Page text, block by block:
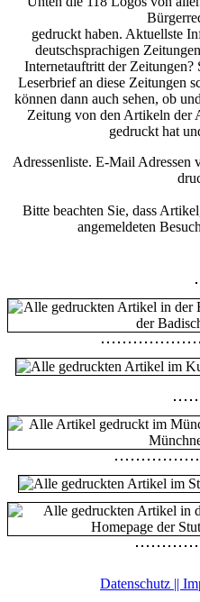
gedruckt haben. Aktuellste
deutschsprachigen
Internetauftritt der
Leserbrief an diese Zeitungen
können dann auch sehen, ob
Zeitung von den Artikeln der
gedruckt hat
Adressenliste. E-Mail Adressen
Bitte beachten Sie, dass
angemeldeten
Datenschutz ||